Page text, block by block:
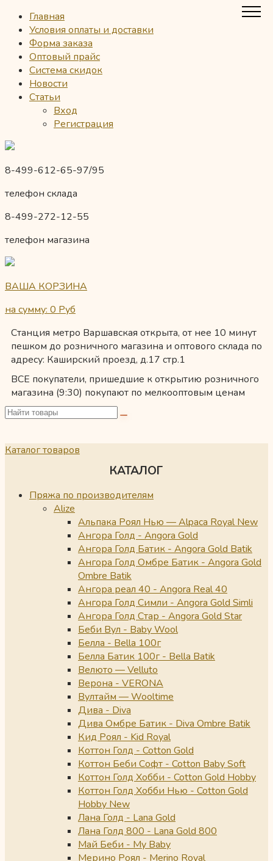
Главная
Условия оплаты и доставки
Форма заказа
Оптовый прайс
Система скидок
Новости
Статьи
Вход
Регистрация
8-499-612-65-97/95
телефон склада
8-499-272-12-55
телефон магазина
ВАША КОРЗИНА
на сумму: 0 Руб
Станция метро Варшавская открыта, от нее 10 минут
пешком до розничного магазина и оптового склада по
адресу: Каширский проезд, д.17 стр.1
ВСЕ покупатели, пришедшие к открытию розничного
магазина (9:30) покупают по мелкооптовым ценам
Каталог товаров
КАТАЛОГ
Пряжа по производителям
Alize
Альпака Роял Нью — Alpaca Royal New
Ангора Голд - Angora Gold
Ангора Голд Батик - Angora Gold Batik
Ангора Голд Омбре Батик - Angora Gold
Ombre Batik
Ангора реал 40 - Angora Real 40
Ангора Голд Симли - Angora Gold Simli
Ангора Голд Стар - Angora Gold Star
Беби Вул - Baby Wool
Белла - Bella 100г
Белла Батик 100г - Bella Batik
Велюто — Velluto
Верона - VERONA
Вултайм — Wooltime
Дива - Diva
Дива Омбре Батик - Diva Ombre Batik
Кид Роял - Kid Royal
Коттон Голд - Cotton Gold
Коттон Беби Софт - Cotton Baby Soft
Коттон Голд Хобби - Cotton Gold Hobby
Коттон Голд Хобби Нью - Cotton Gold
Hobby New
Лана Голд - Lana Gold
Лана Голд 800 - Lana Gold 800
Май Беби - My Baby
Мерино Роял - Merino Royal